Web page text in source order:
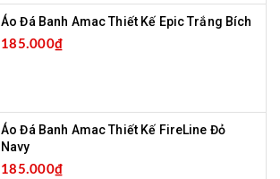
Áo Đá Banh Amac Thiết Kế Epic Trắng Bích
185.000₫
Áo Đá Banh Amac Thiết Kế FireLine Đỏ
Navy
185.000₫